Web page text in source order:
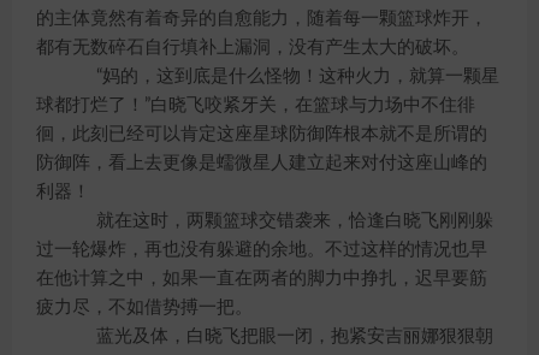
的主体竟然有着奇异的自愈能力，随着每一颗篮球炸开，
都有无数碎石自行填补上漏洞，没有产生太大的破坏。
“妈的，这到底是什么怪物！这种火力，就算一颗星
球都打烂了！”白晓飞咬紧牙关，在篮球与力场中不住徘
徊，此刻已经可以肯定这座星球防御阵根本就不是所谓的
防御阵，看上去更像是蠕微星人建立起来对付这座山峰的
利器！
就在这时，两颗篮球交错袭来，恰逢白晓飞刚刚躲
过一轮爆炸，再也没有躲避的余地。不过这样的情况也早
在他计算之中，如果一直在两者的脚力中挣扎，迟早要筋
疲力尽，不如借势搏一把。
蓝光及体，白晓飞把眼一闭，抱紧安吉丽娜狠狠朝